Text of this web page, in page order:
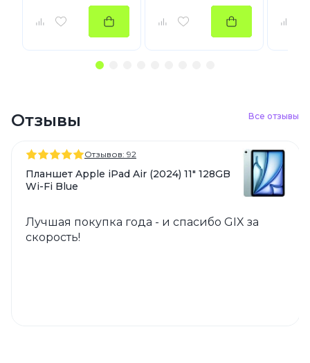
Отзывы Все отзывы
Отзывов: 92
Планшет Apple iPad Air (2024) 11" 128GB
Wi-Fi Blue
Лучшая покупка года - и спасибо GIX за
скорость!